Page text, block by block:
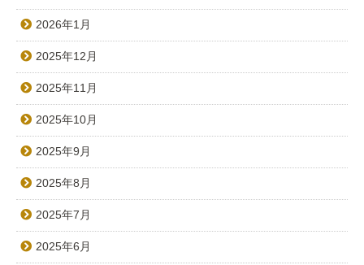
2026年1月
2025年12月
2025年11月
2025年10月
2025年9月
2025年8月
2025年7月
2025年6月